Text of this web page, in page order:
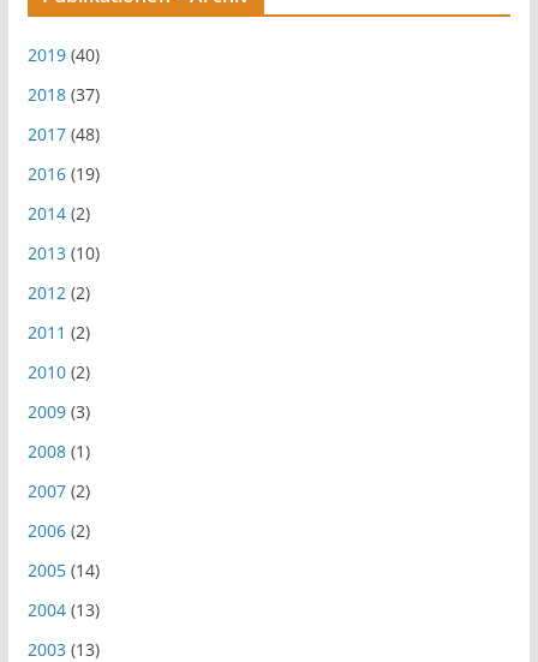
2019(40)
2018(37)
2017(48)
2016(19)
2014(2)
2013 (10)
2012(2)
2011 (2)
2010(2)
2009(3)
2008(1)
2007(2)
2006(2)
2005(14)
2004(13)
2003 (13)